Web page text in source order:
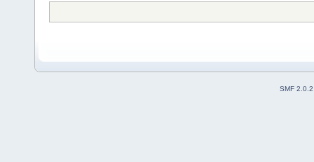
SMF 2.0.2